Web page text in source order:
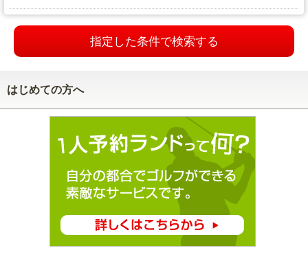
指定した条件で検索する
はじめての方へ